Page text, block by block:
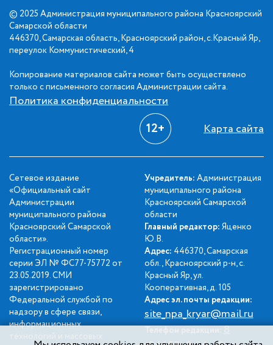
© 2025 Администрация муниципального района Красноярский
Самарской области
446370, Самарская область, Красноярский район, с.Красный Яр,
переулок Коммунистический, 4
Копирование материалов сайта может быть осуществлено
только с письменного согласия Администрации сайта.
Политика конфиденциальности
12+ Карта сайта
Сетевое издание
«Официальный сайт
Администрации
муниципального района
Красноярский Самарской
области».
Регистрационный номер
серии ЭЛ № ФС77-75772 от
23.05.2019. СМИ
зарегистрировано
Федеральной службой по
надзору в сфере связи,
информационных
технологий и массовых
Учредитель: Администрация
муниципального района
Красноярский Самарской
области
Главный редактор: Яценко
Ю.В.
Адрес: 446370, Самарская
обл., Красноярский р-н, с.
Красный Яр, ул.
Кооперативная, д. 105
Адрес эл. почты редакции:
site_npa_kryar@mail.ru
Телефон редакции: 8